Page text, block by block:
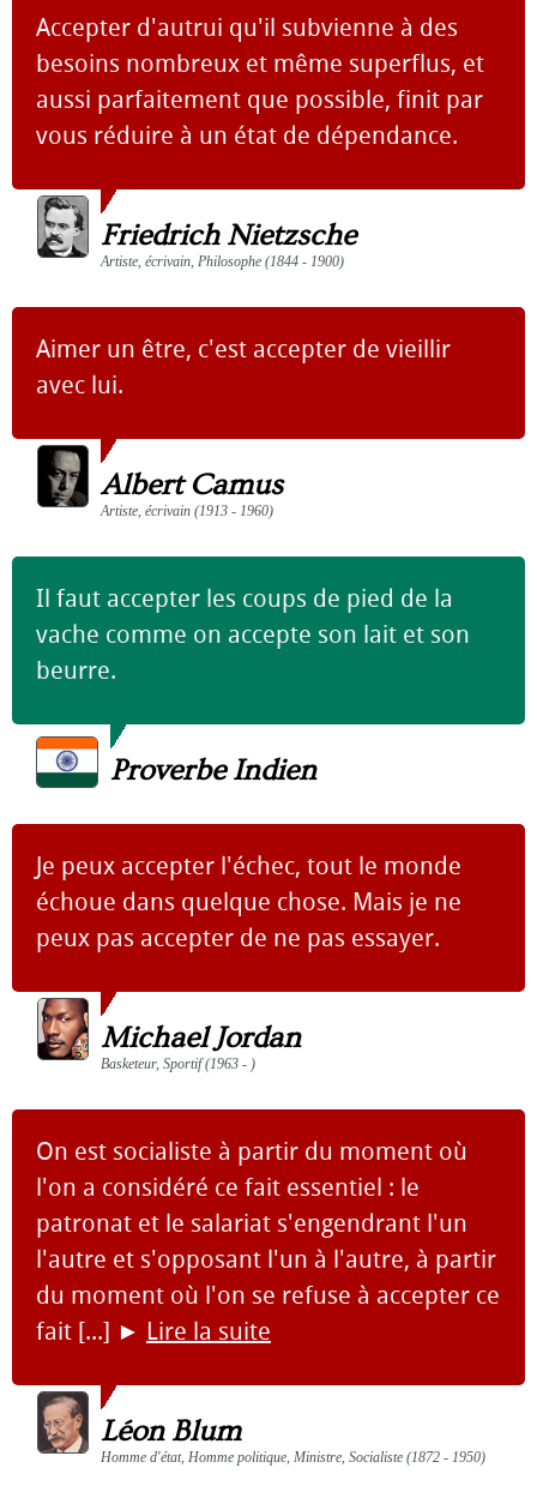
Accepter d'autrui qu'il subvienne à des
besoins nombreux et même superflus, et
aussi parfaitement que possible, finit par
vous réduire à un état de dépendance.
Friedrich Nietzsche
Artiste, écrivain, Philosophe (1844 - 1900)
Aimer un être, c'est accepter de vieillir
avec lui.
Albert Camus
Artiste, écrivain (1913 - 1960)
Il faut accepter les coups de pied de la
vache comme on accepte son lait et son
beurre.
Proverbe Indien
Je peux accepter l'échec, tout le monde
échoue dans quelque chose. Mais je ne
peux pas accepter de ne pas essayer.
Michael Jordan
Basketeur, Sportif (1963 - )
On est socialiste à partir du moment où
l'on a considéré ce fait essentiel : le
patronat et le salariat s'engendrant l'un
l'autre et s'opposant l'un à l'autre, à partir
du moment où l'on se refuse à accepter ce
fait [...] ► Lire la suite
Léon Blum
Homme d'état, Homme politique, Ministre, Socialiste (1872 - 1950)